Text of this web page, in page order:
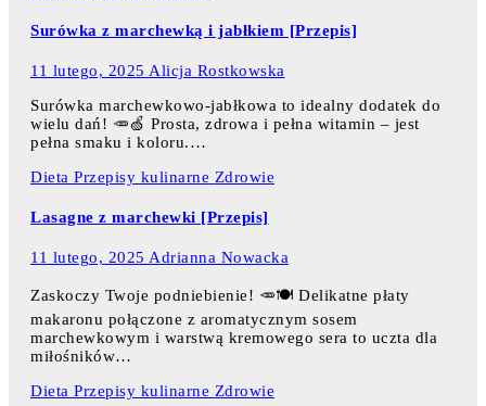
Surówka z marchewką i jabłkiem [Przepis]
11 lutego, 2025 Alicja Rostkowska
Surówka marchewkowo-jabłkowa to idealny dodatek do
wielu dań! 🥕🍏 Prosta, zdrowa i pełna witamin – jest
pełna smaku i koloru.…
Dieta Przepisy kulinarne Zdrowie
Lasagne z marchewki [Przepis]
11 lutego, 2025 Adrianna Nowacka
Zaskoczy Twoje podniebienie! 🥕🍽️ Delikatne płaty
makaronu połączone z aromatycznym sosem
marchewkowym i warstwą kremowego sera to uczta dla
miłośników…
Dieta Przepisy kulinarne Zdrowie